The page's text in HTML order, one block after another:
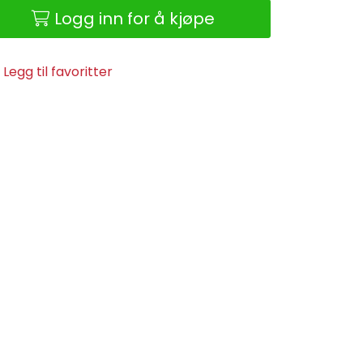
Logg inn for å kjøpe
Legg til favoritter